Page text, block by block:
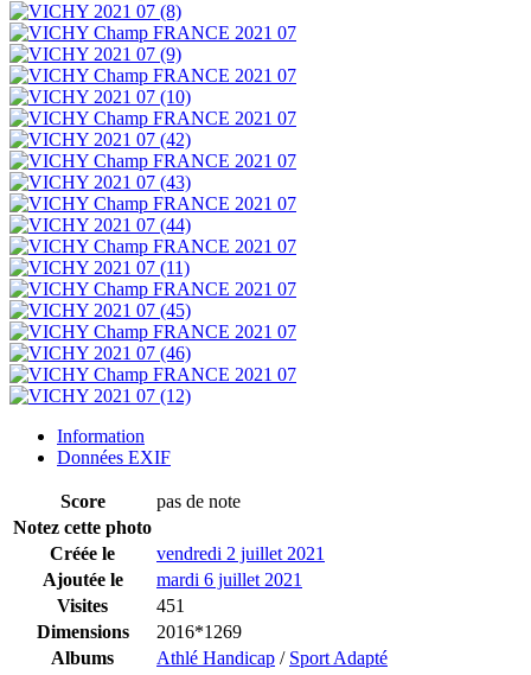
Information
Données EXIF
Score
pas de note
Notez cette photo
Créée le
vendredi 2 juillet 2021
Ajoutée le
mardi 6 juillet 2021
Visites
451
Dimensions
2016*1269
Albums
Athlé Handicap / Sport Adapté